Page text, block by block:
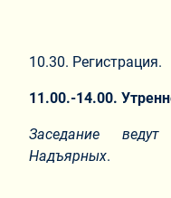
10.30. Регистрация.
11.00.-14.00.
Заседание
Надъярных.